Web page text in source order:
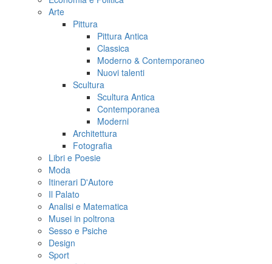
Arte
Pittura
Pittura Antica
Classica
Moderno & Contemporaneo
Nuovi talenti
Scultura
Scultura Antica
Contemporanea
Moderni
Architettura
Fotografia
Libri e Poesie
Moda
Itinerari D'Autore
Il Palato
Analisi e Matematica
Musei in poltrona
Sesso e Psiche
Design
Sport